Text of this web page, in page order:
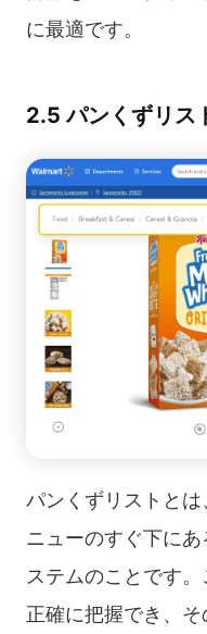
に最適です。
2.5 パンくずリス
パンくずリストと
ニューのすぐ下に
ステムのことです
正確に把握でき、